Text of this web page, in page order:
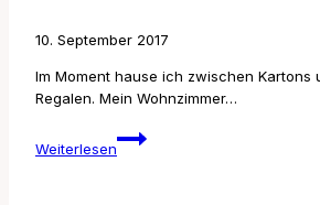
10. September 2017
Im Moment hause ich zwischen Kartons
Regalen. Mein Wohnzimmer…
Weiterlesen
moving
time